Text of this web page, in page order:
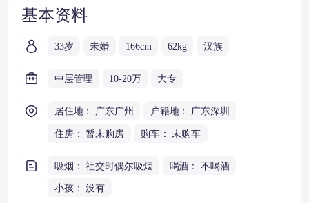
基本资料
33岁 未婚 166cm 62kg 汉族
中层管理 10-20万 大专
居住地： 广东广州 户籍地： 广东深圳
住房： 暂未购房 购车： 未购车
吸烟： 社交时偶尔吸烟 喝酒： 不喝酒
小孩： 没有